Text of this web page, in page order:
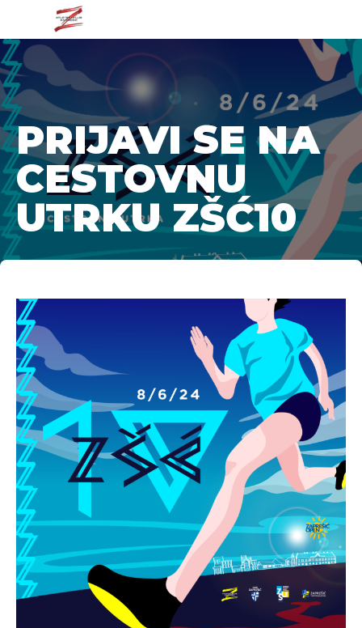
PRIJAVI SE NA
CESTOVNU
UTRKU ZŠĆ10